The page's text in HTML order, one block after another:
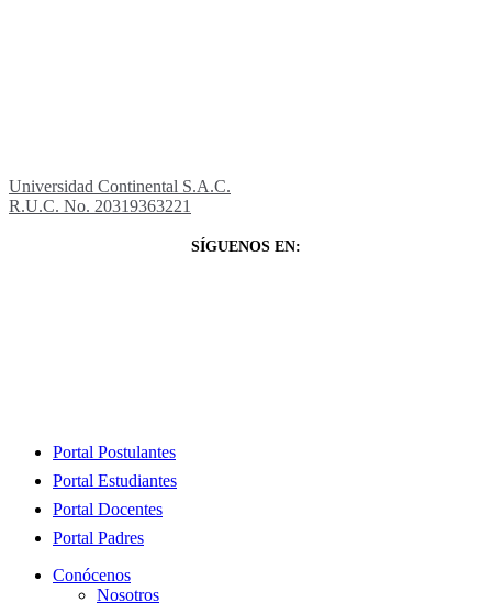
Universidad Continental S.A.C.
R.U.C. No. 20319363221
SÍGUENOS EN:
Close
Portal Postulantes
Portal Estudiantes
Portal Docentes
Portal Padres
Conócenos
Nosotros